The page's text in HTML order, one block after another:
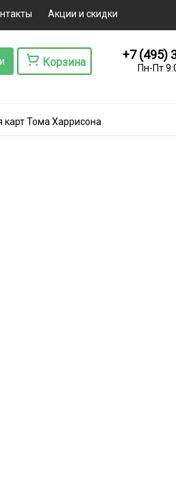
Акции и скидки
Корзина
+7 (495)
Пн-Пт
Тома Харрисона